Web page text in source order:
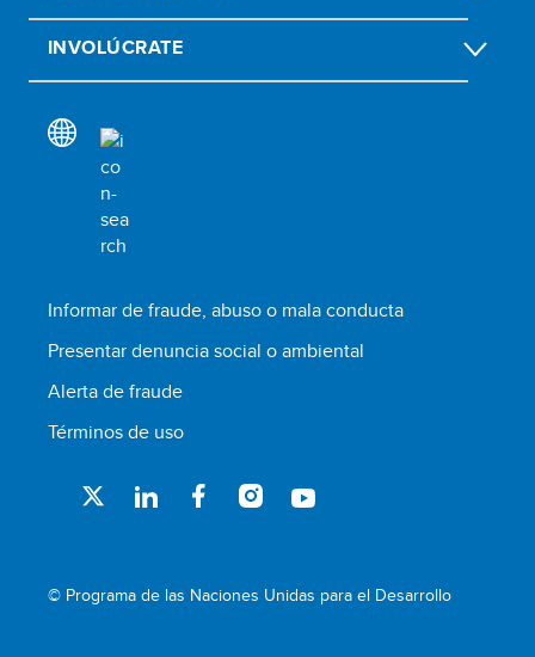
INVOLÚCRATE
Informar de fraude, abuso o mala conducta
Presentar denuncia social o ambiental
Alerta de fraude
Términos de uso
© Programa de las Naciones Unidas para el Desarrollo